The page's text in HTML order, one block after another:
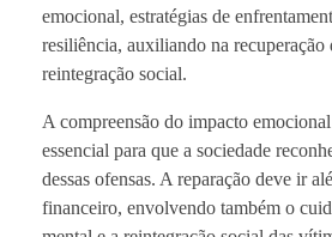
emocional, estratégias de
resiliência, auxiliando na recuperação
reintegração social.
A compreensão do impacto
essencial para que a sociedade
dessas ofensas. A reparação deve ir
financeiro, envolvendo também o